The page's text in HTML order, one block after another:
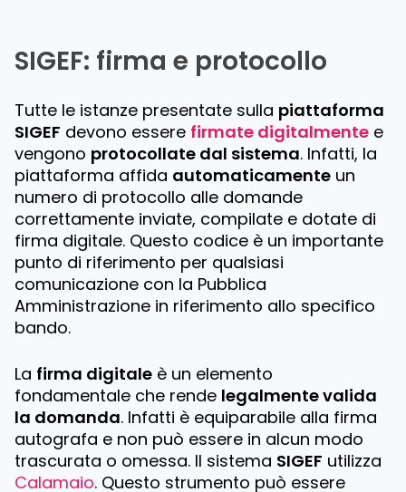
SIGEF: firma e protocollo
Tutte le istanze presentate sulla piattaforma
SIGEF devono essere firmate digitalmente e
vengono protocollate dal sistema. Infatti, la
piattaforma affida automaticamente un
numero di protocollo alle domande
correttamente inviate, compilate e dotate di
firma digitale. Questo codice è un importante
punto di riferimento per qualsiasi
comunicazione con la Pubblica
Amministrazione in riferimento allo specifico
bando.
La firma digitale è un elemento
fondamentale che rende legalmente valida
la domanda. Infatti è equiparabile alla firma
autografa e non può essere in alcun modo
trascurata o omessa. Il sistema SIGEF utilizza
Calamaio. Questo strumento può essere